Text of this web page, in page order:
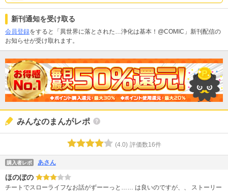
新刊通知を受け取る
会員登録をすると「異世界に落とされた…浄化は基本！@COMIC」新刊配信の
お知らせが受け取れます。
みんなのまんがレポ
(4.0) 評価数16件
購入者レポ あさん
ほのぼの
チートでスローライフなお話がずーーっと…… は良いのですが、、 ストーリー